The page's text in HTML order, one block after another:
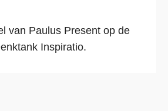
van Paulus Present op de
Inspiratio.